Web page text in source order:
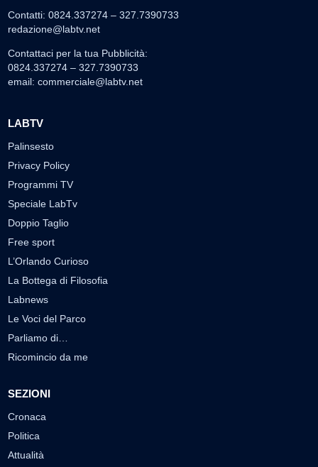
Contatti: 0824.337274 – 327.7390733
redazione@labtv.net
Contattaci per la tua Pubblicità:
0824.337274 – 327.7390733
email: commerciale@labtv.net
LABTV
Palinsesto
Privacy Policy
Programmi TV
Speciale LabTv
Doppio Taglio
Free sport
L’Orlando Curioso
La Bottega di Filosofia
Labnews
Le Voci del Parco
Parliamo di…
Ricomincio da me
SEZIONI
Cronaca
Politica
Attualità